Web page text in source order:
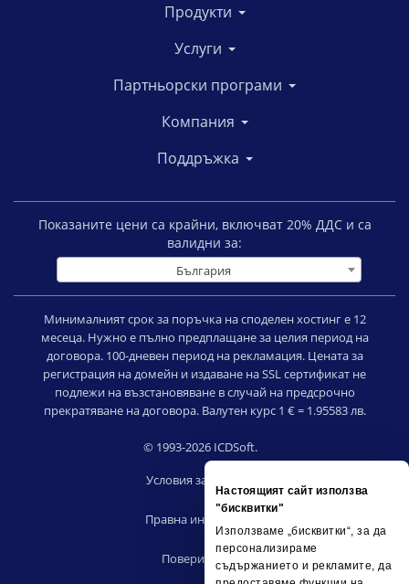
Настоящият сайт използва
"бисквитки"
Използваме „бисквитки“, за да
персонализираме
съдържанието и рекламите, да
Продукти
Услуги
Партньорски програми
Компания
Поддръжка
Показаните цени са крайни, включват 20% ДДС и са
валидни за:
България
Минималният срок за поръчка на споделен хостинг е 12
месеца. Нужно е пълно предплащане за целия период на
договора. 100-дневен период на рекламация. Цената за
регистрация на домейн и издаване на SSL сертификат не
подлежи на възстановяване в случай на предсрочно
прекратяване на договора. Валутен курс 1 € = 1.95583 лв.
© 1993-2026 ICDSoft.
Условия за ползване
Правна информация
Поверителност